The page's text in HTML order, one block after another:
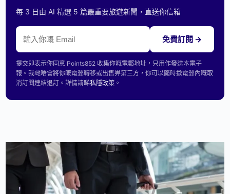
每 3 日由 AI 精選 5 篇最重要旅遊新聞，直送你信箱
免費訂閱 →
提交即表示你同意 Points852 收集你嘅電郵地址，只用作發送本電子
報。我哋唔會將你嘅電郵轉移或出售畀第三方，你可以隨時撳電郵內嘅取
消訂閱連結退訂。詳情請睇私隱政策 。